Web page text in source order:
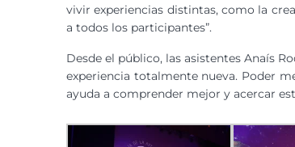
vivir experiencias distintas, como la
a todos los participantes”.
Desde el público, las asistentes Anaís
experiencia totalmente nueva. Poder
ayuda a comprender mejor y acercar